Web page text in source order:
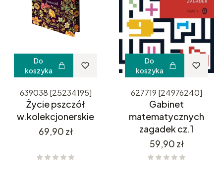
Do
koszyka
639038 [25234195]
Życie pszczół
w.kolekcjonerskie
Cena
69,90 zł
Do
koszyka
627719 [24976240]
Gabinet
matematycznych
zagadek cz.1
Cena
59,90 zł